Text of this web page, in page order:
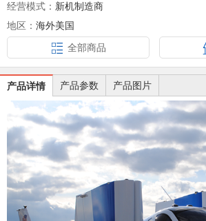
经营模式： 新机制造商
地区： 海外美国
全部商品
产品详情 产品参数 产品图片